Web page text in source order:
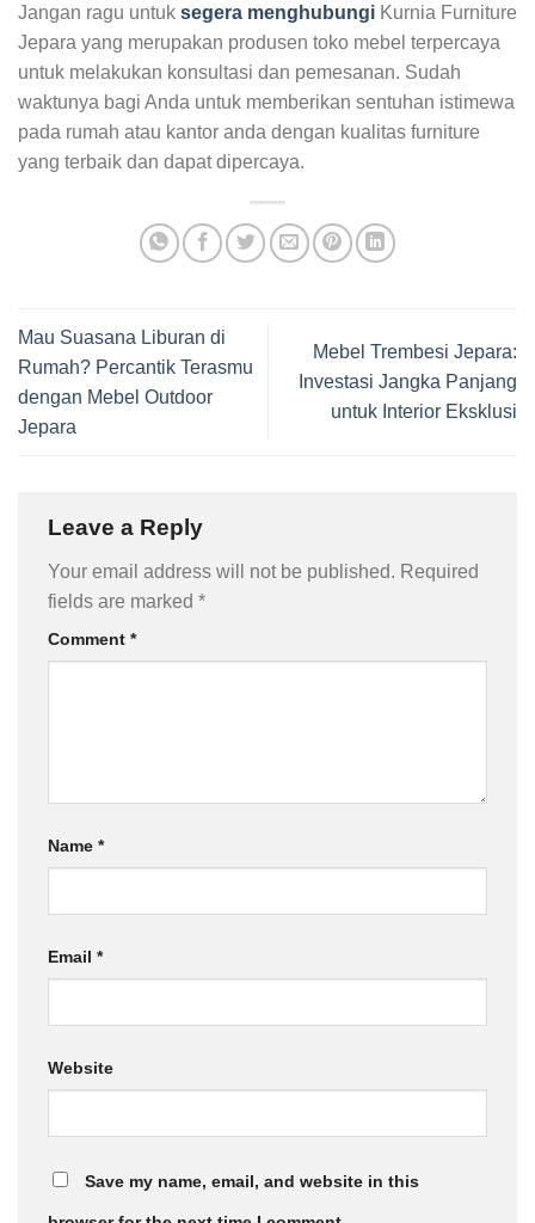
Jangan ragu untuk segera menghubungi Kurnia Furniture
Jepara yang merupakan produsen toko mebel terpercaya
untuk melakukan konsultasi dan pemesanan. Sudah
waktunya bagi Anda untuk memberikan sentuhan istimewa
pada rumah atau kantor anda dengan kualitas furniture
yang terbaik dan dapat dipercaya.
Mau Suasana Liburan di
Rumah? Percantik Terasmu
dengan Mebel Outdoor
Jepara
Mebel Trembesi Jepara:
Investasi Jangka Panjang
untuk Interior Eksklusi
Leave a Reply
Your email address will not be published. Required
fields are marked *
Comment *
Name *
Email *
Website
Save my name, email, and website in this